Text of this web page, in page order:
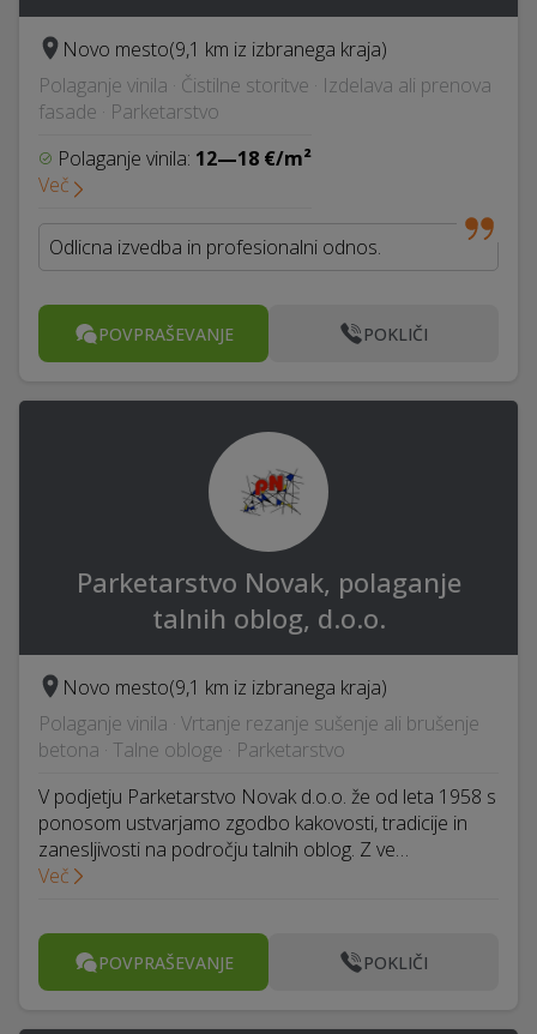
Novo mesto(9,1 km iz izbranega kraja)
Polaganje vinila · Čistilne storitve · Izdelava ali prenova
fasade · Parketarstvo
Polaganje vinila: 12—18 €/m²
Več
Odlicna izvedba in profesionalni odnos.
POVPRAŠEVANJE POKLIČI
Parketarstvo Novak, polaganje
talnih oblog, d.o.o.
Novo mesto(9,1 km iz izbranega kraja)
Polaganje vinila · Vrtanje rezanje sušenje ali brušenje
betona · Talne obloge · Parketarstvo
V podjetju Parketarstvo Novak d.o.o. že od leta 1958 s
ponosom ustvarjamo zgodbo kakovosti, tradicije in
zanesljivosti na področju talnih oblog. Z ve…
Več
POVPRAŠEVANJE POKLIČI